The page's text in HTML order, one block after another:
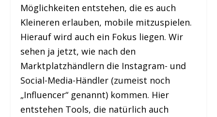
Möglichkeiten entstehen, die es auch
Kleineren erlauben, mobile mitzuspielen.
Hierauf wird auch ein Fokus liegen. Wir
sehen ja jetzt, wie nach den
Marktplatzhändlern die Instagram- und
Social-Media-Händler (zumeist noch
„Influencer“ genannt) kommen. Hier
entstehen Tools, die natürlich auch